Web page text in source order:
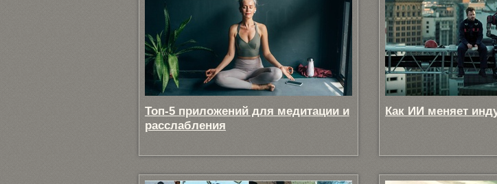
Топ-5 приложений для медитации и
расслабления
Как ИИ меняет